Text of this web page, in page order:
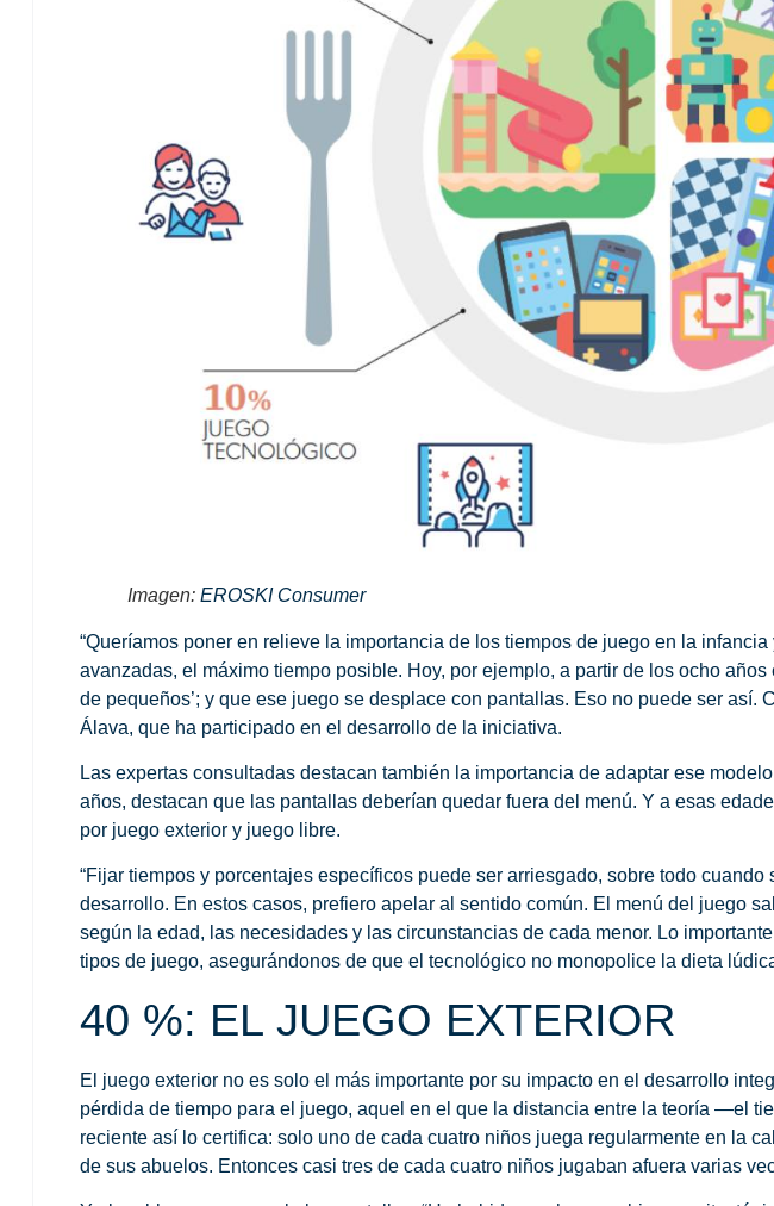
Imagen: EROSKI Consumer
“Queríamos poner en relievela importancia de los tiempos de juego en la infancia
avanzadas, el máximo tiempo posible. Hoy, por ejemplo, a partir de los ocho
de pequeños’; y que ese juego se desplace con pantallas. Eso no puede ser así.
Álava, que ha participado en el desarrollo de la iniciativa.
Las expertas consultadas destacan también la importancia de adaptar ese
años, destacan que las pantallas deberían quedar fuera del menú. Y a esas
por juego exterior y juego libre.
“Fijar tiempos y porcentajes específicos puede ser arriesgado, sobre todo
desarrollo. En estos casos, prefiero apelar al sentido común. El menú del juego
según la edad, las necesidades y las circunstancias de cada menor. Lo
tipos de juego, asegurándonos de que el tecnológico no monopolice la dieta
40 %: EL JUEGO EXTERIOR
El juego exteriorno es solo el más importante por su impacto en el desarrollo
pérdida de tiempo para el juego, aquel en el que la distancia entre la teoría —el
reciente así lo certifica: solo uno de cada cuatro niños juega regularmente en la
de sus abuelos. Entonces casi tres de cada cuatro niños jugaban afuera varias